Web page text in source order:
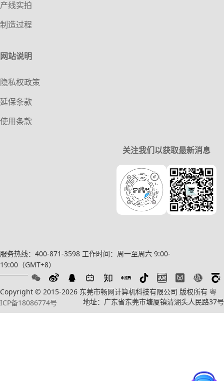
产线实拍
制造过程
网站说明
隐私权政策
延保条款
使用条款
关注我们以获取最新消息
服务热线：400-871-3598 工作时间：周一至周六 9:00-
19:00（GMT+8）
Copyright © 2015-2026 东莞市畅网计算机科技有限公司 版权所有 粤
ICP备18086774号
地址：广东省东莞市塘厦镇清湖头人民路37号